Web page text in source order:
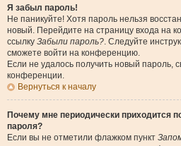
Я забыл пароль!
Не паникуйте! Хотя пароль нельзя
новый. Перейдите на страницу входа на
ссылку Забыли пароль?. Следуйте
сможете войти на конференцию.
Если не удалось получить новый пароль,
конференции.
Вернуться к началу
Почему мне периодически приходится
пароля?
Если вы не отметили флажком пункт